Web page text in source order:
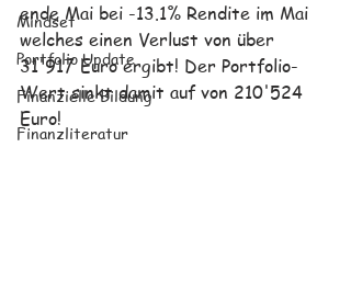
Mindset
Portfolio Update
Finanzielle Bildung
Finanzliteratur
ende Mai bei -13.1% Rendite im Mai
welches einen Verlust von über
31'917 Euro ergibt! Der Portfolio-
Wert sinkt damit auf von 210'524
Euro!